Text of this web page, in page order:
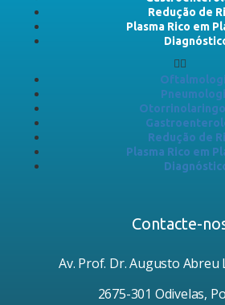
Redução de
Plasma Rico em
Redução de
Plasma Rico em
Contacte-
Av. Prof. Dr. Augusto Abreu
2675-301 Odivelas,